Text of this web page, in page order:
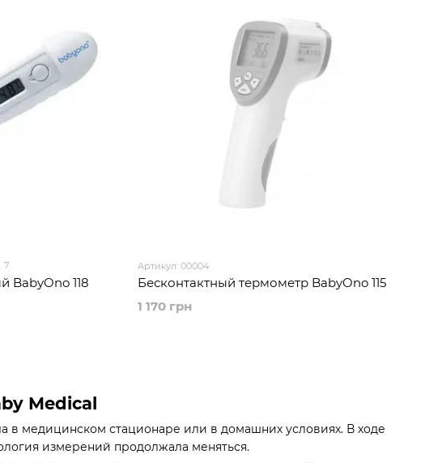
Medical
в медицинском стационаре или в домашних условиях. В ходе
измерений продолжала меняться.
7
BabyOno 118
Артикул: 00004
Бесконтактный термометр BabyOno 115
1 170 грн